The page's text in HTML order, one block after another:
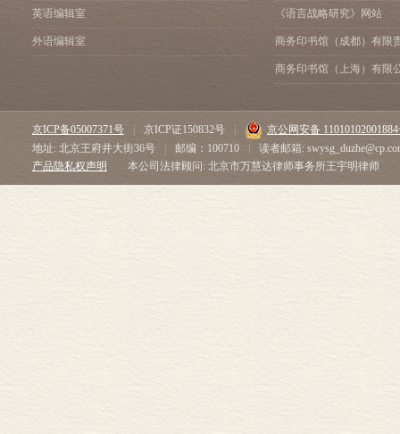
英语编辑室
外语编辑室
《语言战略研究》网站
商务印书馆（成都）有限
商务印书馆（上海）有限
京ICP备05007371号 京ICP证150832号
京公网安备
地址: 北京王府井大街36号
邮编：100710
读者邮箱:
产品隐私权声明
本公司法律顾问: 北京市万慧达律师事务所王宇明律师